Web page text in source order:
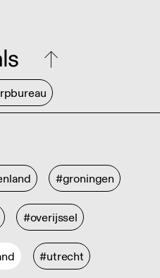
#groningen
#overijssel
#utrecht